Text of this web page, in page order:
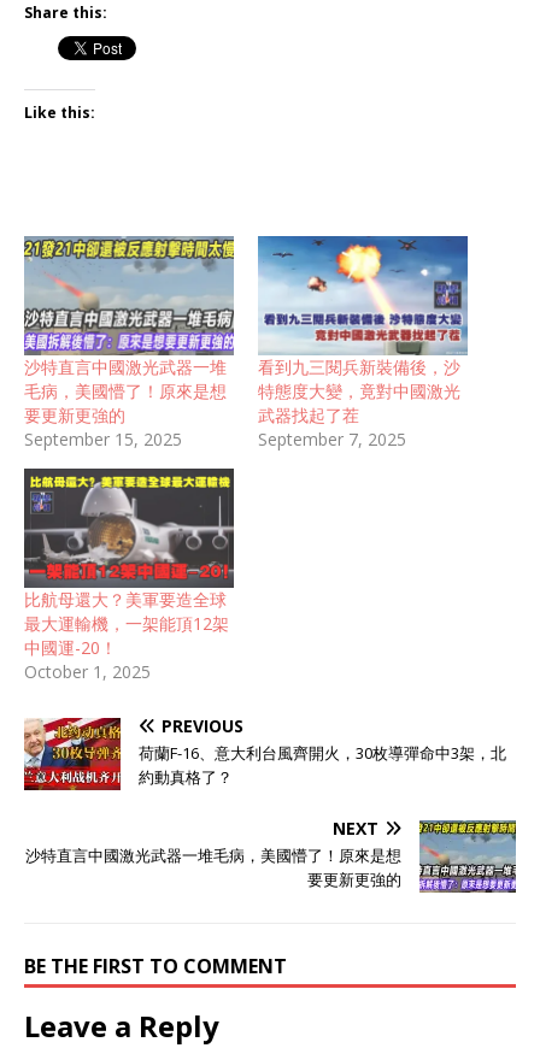
Share this:
Like this:
沙特直言中國激光武器一堆
毛病，美國懵了！原來是想
要更新更強的
September 15, 2025
看到九三閱兵新裝備後，沙
特態度大變，竟對中國激光
武器找起了茬
September 7, 2025
比航母還大？美軍要造全球
最大運輸機，一架能頂12架
中國運-20！
October 1, 2025
PREVIOUS
荷蘭F-16、意大利台風齊開火，30枚導彈命中3架，北
約動真格了？
NEXT
沙特直言中國激光武器一堆毛病，美國懵了！原來是想
要更新更強的
BE THE FIRST TO COMMENT
Leave a Reply